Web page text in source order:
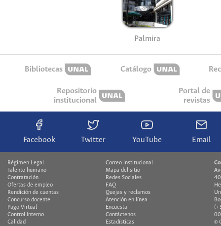
Palmira
Bibliotecas Catálogo
Repositorio
institucional
Portal de
revistas
Facebook Twitter YouTube Email
Régimen Legal
Talento humano
Contratación
Ofertas de empleo
Rendición de cuentas
Concurso docente
Pago Virtual
Control interno
Calidad
Correo institucional
Mapa del sitio
Redes Sociales
FAQ
Quejas y reclamos
Atención en línea
Encuesta
Contáctenos
Estadísticas
©